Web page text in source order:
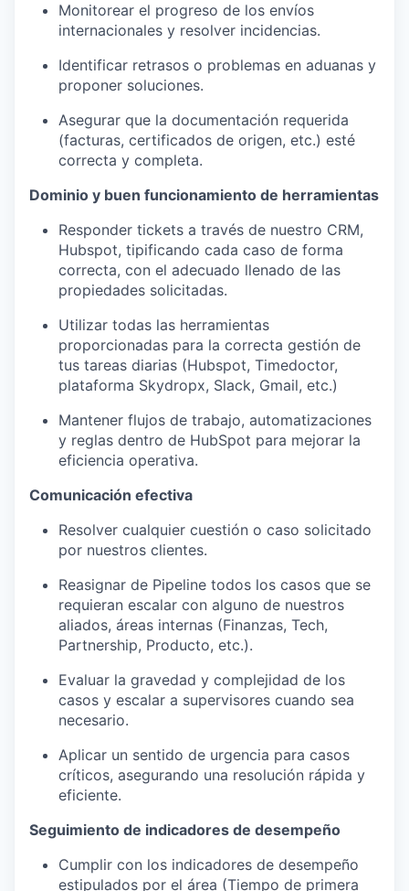
Monitorear el progreso de los envíos
internacionales y resolver incidencias.
Identificar retrasos o problemas en aduanas y
proponer soluciones.
Asegurar que la documentación requerida
(facturas, certificados de origen, etc.) esté
correcta y completa.
Dominio y buen funcionamiento de herramientas
Responder tickets a través de nuestro CRM,
Hubspot, tipificando cada caso de forma
correcta, con el adecuado llenado de las
propiedades solicitadas.
Utilizar todas las herramientas
proporcionadas para la correcta gestión de
tus tareas diarias (Hubspot, Timedoctor,
plataforma Skydropx, Slack, Gmail, etc.)
Mantener flujos de trabajo, automatizaciones
y reglas dentro de HubSpot para mejorar la
eficiencia operativa.
Comunicación efectiva
Resolver cualquier cuestión o caso solicitado
por nuestros clientes.
Reasignar de Pipeline todos los casos que se
requieran escalar con alguno de nuestros
aliados, áreas internas (Finanzas, Tech,
Partnership, Producto, etc.).
Evaluar la gravedad y complejidad de los
casos y escalar a supervisores cuando sea
necesario.
Aplicar un sentido de urgencia para casos
críticos, asegurando una resolución rápida y
eficiente.
Seguimiento de indicadores de desempeño
Cumplir con los indicadores de desempeño
estipulados por el área (Tiempo de primera